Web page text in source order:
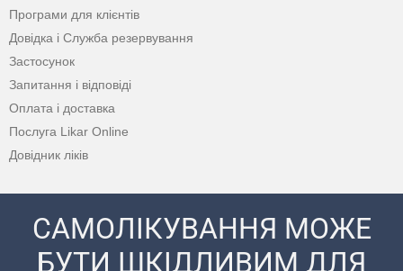
Програми для клієнтів
Довідка і Служба резервування
Застосунок
Запитання і відповіді
Оплата і доставка
Послуга Likar Online
Довідник ліків
САМОЛІКУВАННЯ МОЖЕ
БУТИ ШКІДЛИВИМ ДЛЯ